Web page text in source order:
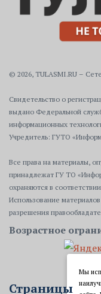
© 2026, TULASMI.RU –
Свидетельство о
выдано Федеральной
информационных
Учредитель: ГУТО
Все права на материалы,
принадлежат ГУ ТО
охраняются в
Использование
разрешения
Возрастное
Страницы
Мы